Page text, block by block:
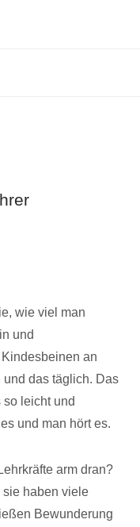
wie viel man
und
an
das täglich. Das
leicht und
und man hört es.
arm dran?
sie haben viele
Bewunderung